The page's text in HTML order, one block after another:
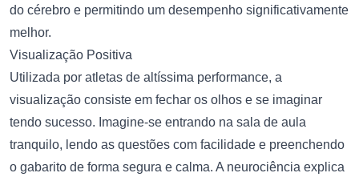
do cérebro e permitindo um desempenho significativamente
melhor.
Visualização Positiva
Utilizada por atletas de altíssima performance, a
visualização consiste em fechar os olhos e se imaginar
tendo sucesso. Imagine-se entrando na sala de aula
tranquilo, lendo as questões com facilidade e preenchendo
o gabarito de forma segura e calma. A neurociência explica